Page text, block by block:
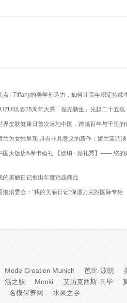
点 | Tiffany的美学创造力，如何让百年积淀持续
？ 玖姿25周年大秀「循光新生」光起二十五载
新生优雅
界皮肤健康日首次落地中国，跨越百年与千里的
达
兰为女性呈现 具有非凡意义的新作：娇兰蓝调
国大饭店&摩卡婚礼 【琥珀 · 婚礼秀】—— 您的
的美丽日记推出年度话题商品
港消委会：“我的美丽日记”保湿力完胜国际专柜
Mode Creation Munich 芭比·波朗
活之肤 Monki 艾历克西斯·马毕
名模保养网 水果之乡